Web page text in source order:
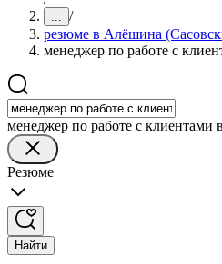
... /
резюме в Алёшина
менеджер по работе с
менеджер по работе с клиентами
Резюме
Найти